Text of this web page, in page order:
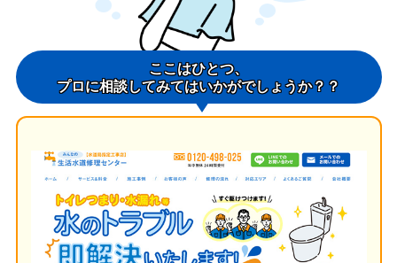
ここはひとつ、
プロに相談してみてはいかがでしょうか？？